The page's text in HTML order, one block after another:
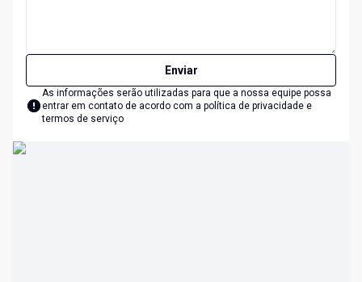
Enviar
As informações serão utilizadas para que a nossa equipe possa
entrar em contato de acordo com a política de privacidade e
termos de serviço